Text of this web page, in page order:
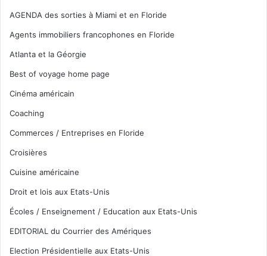
AGENDA des sorties à Miami et en Floride
Agents immobiliers francophones en Floride
Atlanta et la Géorgie
Best of voyage home page
Cinéma américain
Coaching
Commerces / Entreprises en Floride
Croisières
Cuisine américaine
Droit et lois aux Etats-Unis
Écoles / Enseignement / Education aux Etats-Unis
EDITORIAL du Courrier des Amériques
Election Présidentielle aux Etats-Unis